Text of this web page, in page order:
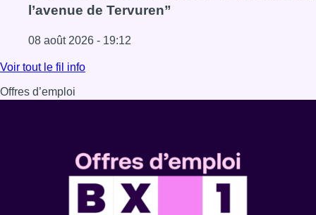
l’avenue de Tervuren”
08 août 2026 - 19:12
Lire l'article Marathon de contrôles de vitesse ce week-
Voir tout le fil info
Offres d’emploi